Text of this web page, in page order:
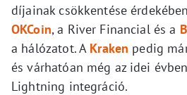
díjainak csökkentése
OKCoin, a River Financial és a
a hálózatot. A Kraken pedig
és várhatóan még az idei
Lightning integráció.